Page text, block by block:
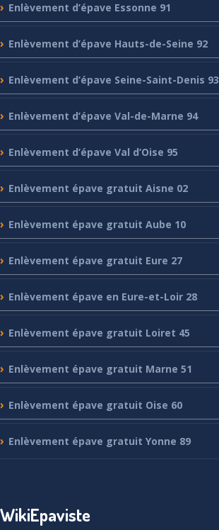
Enlèvement d’épave Essonne 91
Enlèvement d’épave Hauts-de-Seine 92
Enlèvement d’épave Seine-Saint-Denis 93
Enlèvement d’épave Val-de-Marne 94
Enlèvement d’épave Val d’Oise 95
Enlèvement épave gratuit Aisne 02
Enlèvement épave gratuit Aube 10
Enlèvement épave gratuit Eure 27
Enlèvement épave en Eure-et-Loir 28
Enlèvement épave gratuit Loiret 45
Enlèvement épave gratuit Marne 51
Enlèvement épave gratuit Oise 60
Enlèvement épave gratuit Yonne 89
WikiEpaviste